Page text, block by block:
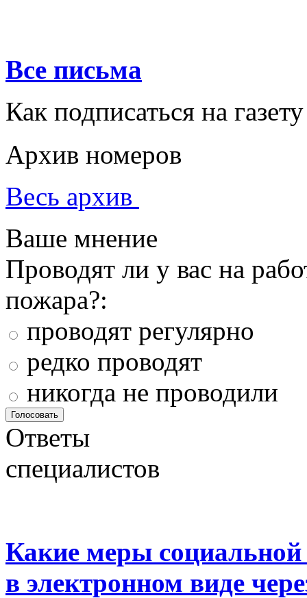
Все письма
Как подписаться на газету
Архив номеров
Весь архив
Ваше мнение
Проводят ли у вас на
пожара?:
проводят регулярно
редко проводят
никогда не проводили
Ответы
специалистов
Какие меры
в электронном виде